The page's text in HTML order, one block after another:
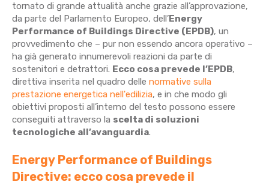
tornato di grande attualità anche grazie all’approvazione,
da parte del Parlamento Europeo, dell’Energy
Performance of Buildings Directive (EPDB), un
provvedimento che – pur non essendo ancora operativo –
ha già generato innumerevoli reazioni da parte di
sostenitori e detrattori. Ecco cosa prevede l’EPDB,
direttiva inserita nel quadro delle normative sulla
prestazione energetica nell'edilizia, e in che modo gli
obiettivi proposti all’interno del testo possono essere
conseguiti attraverso la scelta di soluzioni
tecnologiche all’avanguardia.
Energy Performance of Buildings
Directive: ecco cosa prevede il